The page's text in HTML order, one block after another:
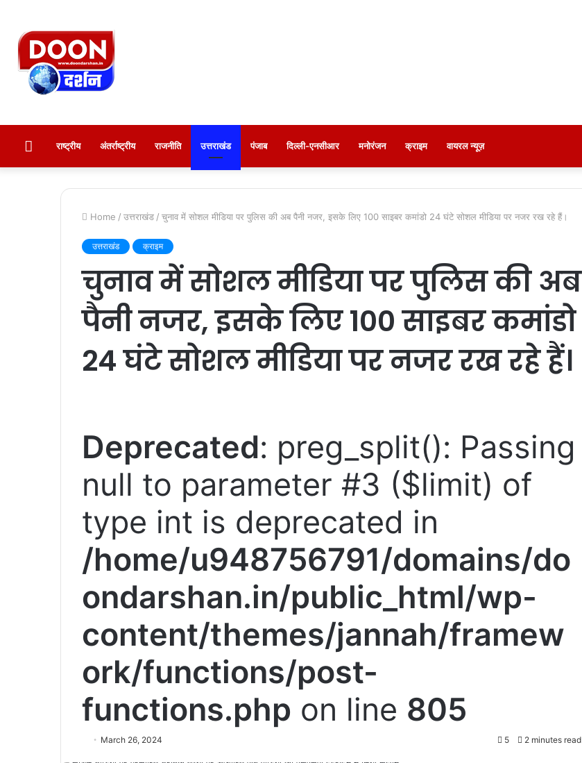
राष्ट्रीय अंतर्राष्ट्रीय राजनीति उत्तराखंड पंजाब दिल्ली-एनसीआर मनोरंजन क्राइम वायरल न्यूज़
Home / उत्तराखंड / चुनाव में सोशल मीडिया पर पुलिस की अब पैनी नजर, इसके लिए 100 साइबर कमांडो 24 घंटे सोशल मीडिया पर नजर रख रहे हैं।
उत्तराखंड क्राइम
चुनाव में सोशल मीडिया पर पुलिस की अब
पैनी नजर, इसके लिए 100 साइबर कमांडो
24 घंटे सोशल मीडिया पर नजर रख रहे हैं।
Deprecated: preg_split(): Passing
null to parameter #3 ($limit) of
type int is deprecated in
/home/u948756791/domains/do
ondarshan.in/public_html/wp-
content/themes/jannah/framew
ork/functions/post-
functions.php on line 805
March 26, 2024 5 2 minutes read